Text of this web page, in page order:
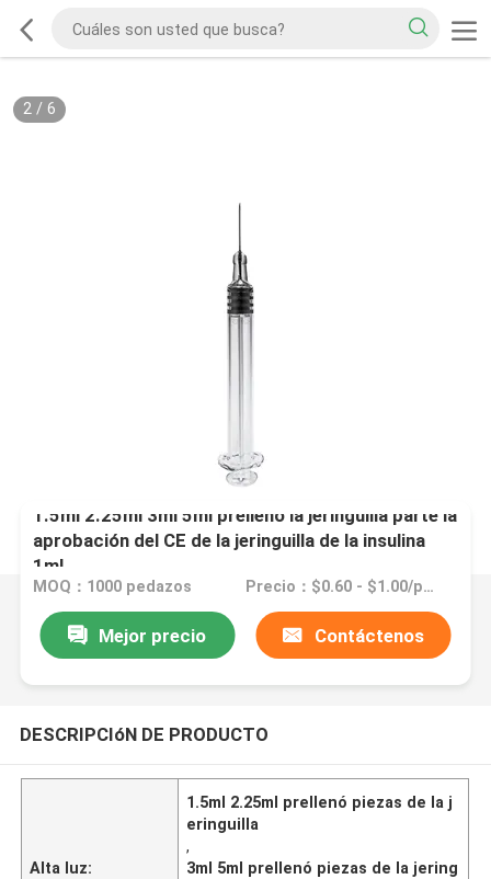
2/ 6
1.5ml 2.25ml 3ml 5ml prellenó la jeringuilla parte la
aprobación del CE de la jeringuilla de la insulina
1ml
MOQ：1000 pedazos Precio：$0.60 - $1.00/pieces
Mejor precio Contáctenos
DESCRIPCIóN DE PRODUCTO
Alta luz:
1.5ml 2.25ml prellenó piezas de la j
eringuilla
,
3ml 5ml prellenó piezas de la jering